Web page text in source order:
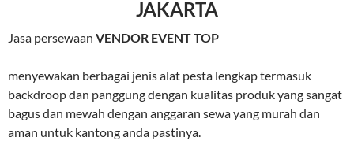
JAKARTA
Jasa persewaan VENDOR EVENT TOP
menyewakan berbagai jenis alat pesta lengkap termasuk
backdroop dan panggung dengan kualitas produk yang sangat
bagus dan mewah dengan anggaran sewa yang murah dan
aman untuk kantong anda pastinya.